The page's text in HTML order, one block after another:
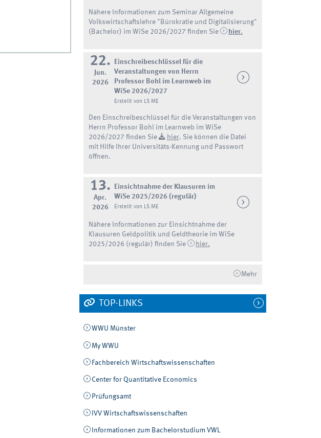
Nähere Informationen zum Seminar Allgemeine
Volkswirtschaftslehre "Bürokratie und Digitalisierung"
(Bachelor) im WiSe 2026/2027 finden Sie
hier.
22.
Jun.
2026
Einschreibeschlüssel für die
Veranstaltungen von Herrn
Professor Bohl im Learnweb im
WiSe 2026/2027
Erstellt von LS ME
Den Einschreibeschlüssel für die Veranstaltungen von
Herrn Professor Bohl im Learnweb im WiSe
2026/2027 finden Sie
hier. Sie können die Datei
mit Hilfe Ihrer Universitäts-Kennung und Passwort
öffnen.
13.
Apr.
2026
Einsichtnahme der Klausuren im
WiSe 2025/2026 (regulär)
Erstellt von LS ME
Nähere Informationen zur Einsichtnahme der
Klausuren Geldpolitik und Geldtheorie im WiSe
2025/2026 (regulär) finden Sie
hier.
Mehr
TOP-LINKS
WWU Münster
My WWU
Fachbereich Wirtschaftswissenschaften
Center for Quantitative Economics
Prüfungsamt
IVV Wirtschaftswissenschaften
Informationen zum Bachelorstudium VWL